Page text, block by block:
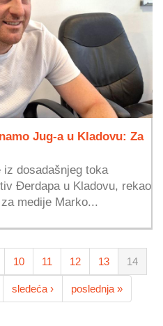
Jug-a u Kladovu: Za
iz dosadašnjeg toka
Đerdapa u Kladovu, rekao
medije Marko...
10 11 12 13 14
sledeća › poslednja »